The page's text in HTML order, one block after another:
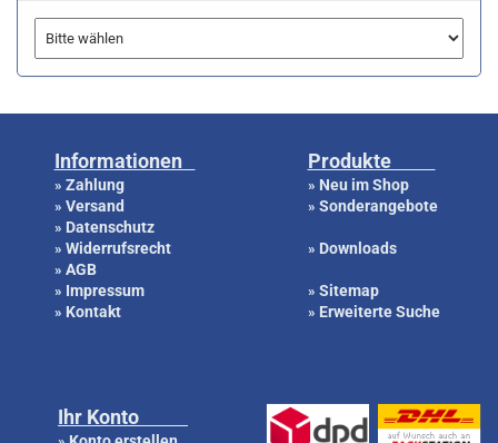
Informationen
» Zahlung
» Versand
» Datenschutz
» Widerrufsrecht
» AGB
» Impressum
» Kontakt
Produkte
» Neu im Shop
» Sonderangebote
» Downloads
» Sitemap
» Erweiterte Suche
Ihr Konto